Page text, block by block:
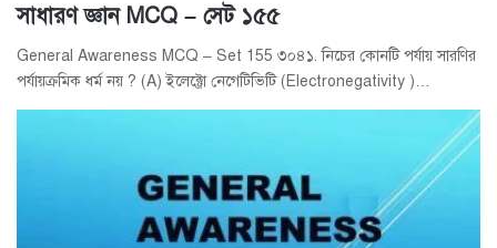
সাধারণ জ্ঞান MCQ – সেট ১৫৫
General Awareness MCQ – Set 155 ৩০৪১. নিচের কোনটি পর্যায় সারণির
পর্যায়ক্রমিক ধর্ম নয় ? (A) ইলেক্ট্রো নেগেটিভিটি (Electronegativity )…